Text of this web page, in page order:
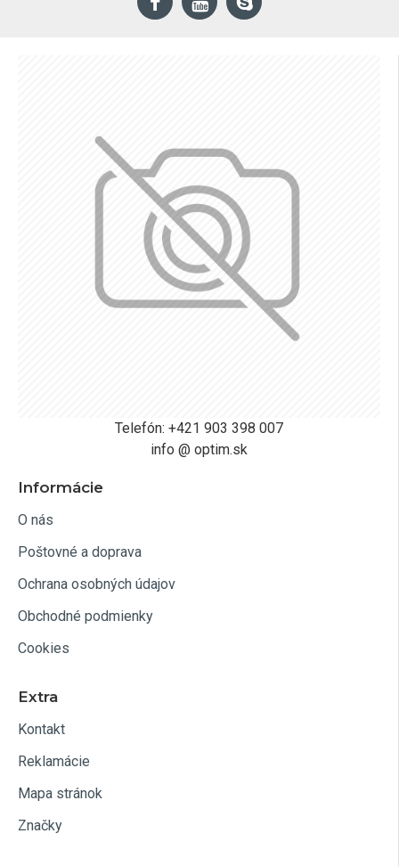
Telefón: +421 903 398 007
info @ optim.sk
Informácie
O nás
Poštovné a doprava
Ochrana osobných údajov
Obchodné podmienky
Cookies
Extra
Kontakt
Reklamácie
Mapa stránok
Značky